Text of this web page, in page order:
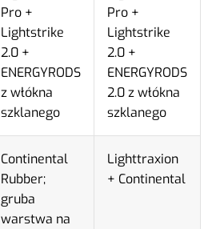
Pro +
Lightstrike
2.0 +
ENERGYRODS
z włókna
szklanego
Pro +
Lightstrike
2.0 +
ENERGYRODS
2.0 z włókna
szklanego
Continental
Rubber;
gruba
warstwa na
Lighttraxion
+ Continental